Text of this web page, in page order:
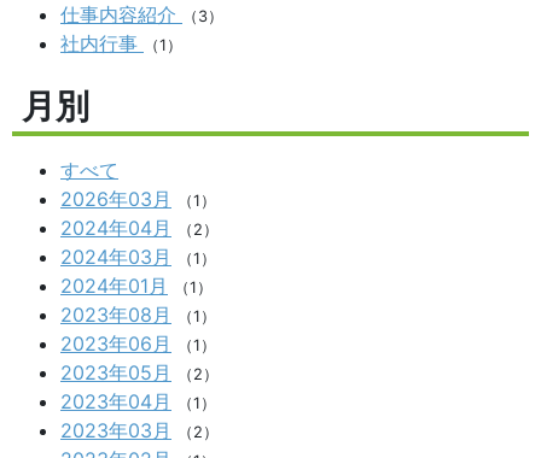
仕事内容紹介 （3）
社内行事 （1）
月別
すべて
2026年03月
（1）
2024年04月 （2）
2024年03月 （1）
2024年01月 （1）
2023年08月 （1）
2023年06月 （1）
2023年05月 （2）
2023年04月 （1）
2023年03月 （2）